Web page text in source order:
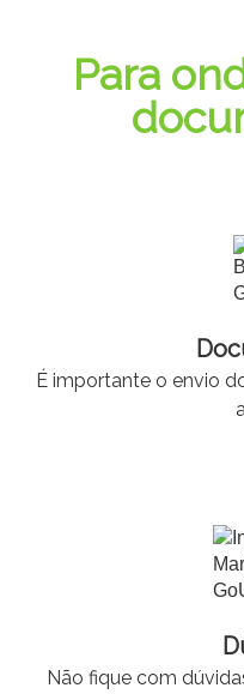
Para
É importante o envio
Não fique com